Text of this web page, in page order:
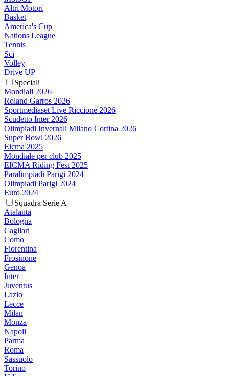
Altri Motori
Basket
America's Cup
Nations League
Tennis
Sci
Volley
Drive UP
Speciali
Mondiali 2026
Roland Garros 2026
Sportmediaset Live Riccione 2026
Scudetto Inter 2026
Olimpiadi Invernali Milano Cortina 2026
Super Bowl 2026
Eicma 2025
Mondiale per club 2025
EICMA Riding Fest 2025
Paralimpiadi Parigi 2024
Olimpiadi Parigi 2024
Euro 2024
Squadra Serie A
Atalanta
Bologna
Cagliari
Como
Fiorentina
Frosinone
Genoa
Inter
Juventus
Lazio
Lecce
Milan
Monza
Napoli
Parma
Roma
Sassuolo
Torino